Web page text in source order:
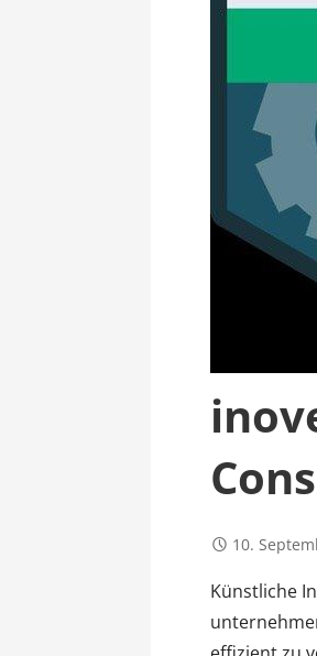
10.
Künstliche